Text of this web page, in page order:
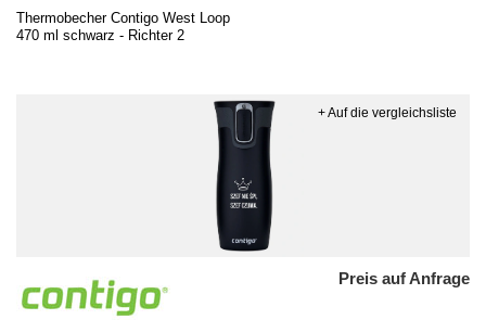
Thermobecher Contigo West Loop
470 ml schwarz - Richter 2
Preis auf Anfrage
+ Auf die vergleichsliste